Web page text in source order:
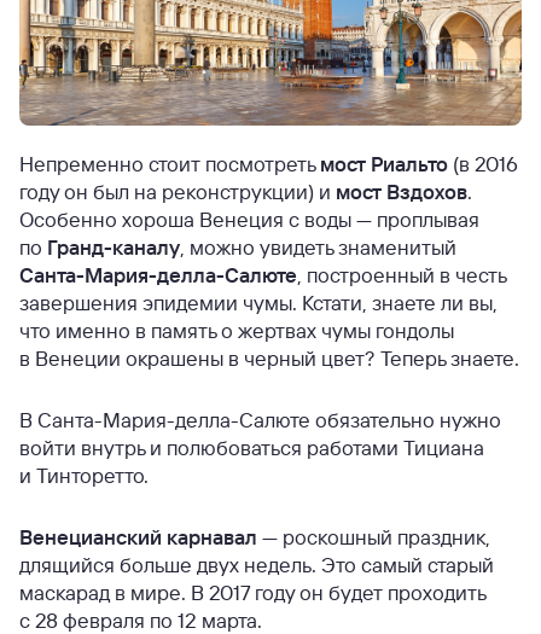
Непременно стоит посмотретьмост Риальто (в 2016
году он был на реконструкции) и мост Вздохов.
Особенно хороша Венеция с воды — проплывая
по Гранд-каналу , можно увидеть знаменитый
Санта-Мария-делла-Салюте , построенный в честь
завершения эпидемии чумы. Кстати, знаете ли вы,
что именно в память о жертвах чумы гондолы
в Венеции окрашены в черный цвет? Теперь знаете.
В Санта-Мария-делла-Салюте обязательно нужно
войти внутрь и полюбоваться работами Тициана
и Тинторетто.
Венецианский карнавал — роскошный праздник,
длящийся больше двух недель. Это самый старый
маскарад в мире. В 2017 году он будет проходить
с 28 февраля по 12 марта.